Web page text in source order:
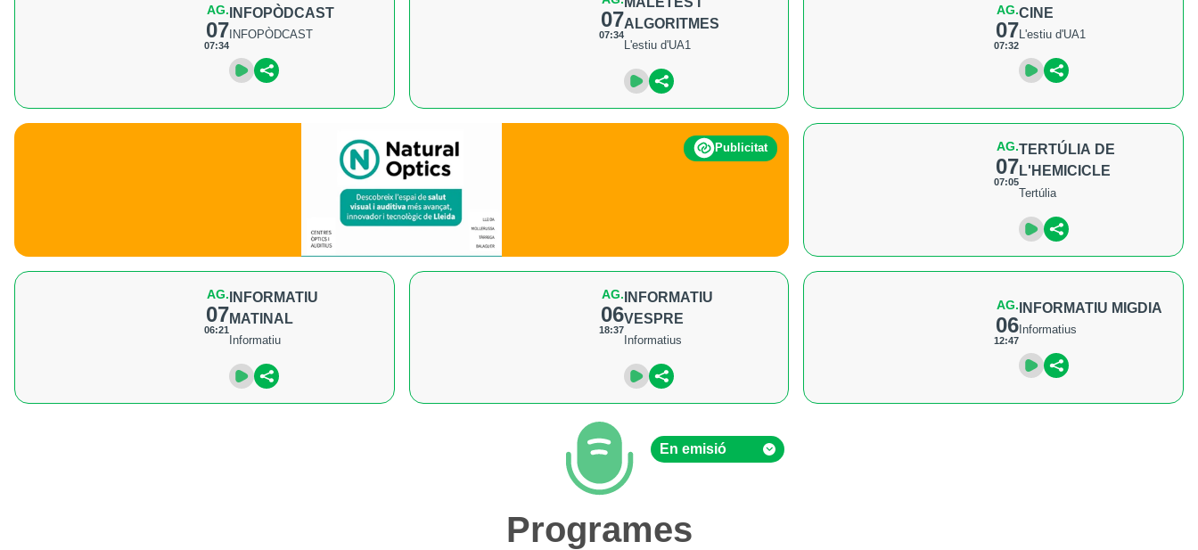
AG.
07
07:34
INFOPÒDCAST
INFOPÒDCAST
07
07:34
ALGORITMES
L'estiu d'UA1
AG.
07
07:32
CINE
L'estiu d'UA1
Publicitat AG.
07
07:05
TERTÚLIA DE
L'HEMICICLE
Tertúlia
AG.
07
06:21
INFORMATIU
MATINAL
Informatiu
AG.
06
18:37
INFORMATIU
VESPRE
Informatius
AG.
06
12:47
INFORMATIU MIGDIA
Informatius
Programes
En emisió
Hemeroteca